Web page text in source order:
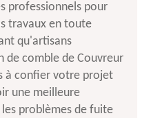
professionnels pour
travaux en toute
qu'artisans
de comble de Couvreur
à confier votre projet
une meilleure
problèmes de fuite